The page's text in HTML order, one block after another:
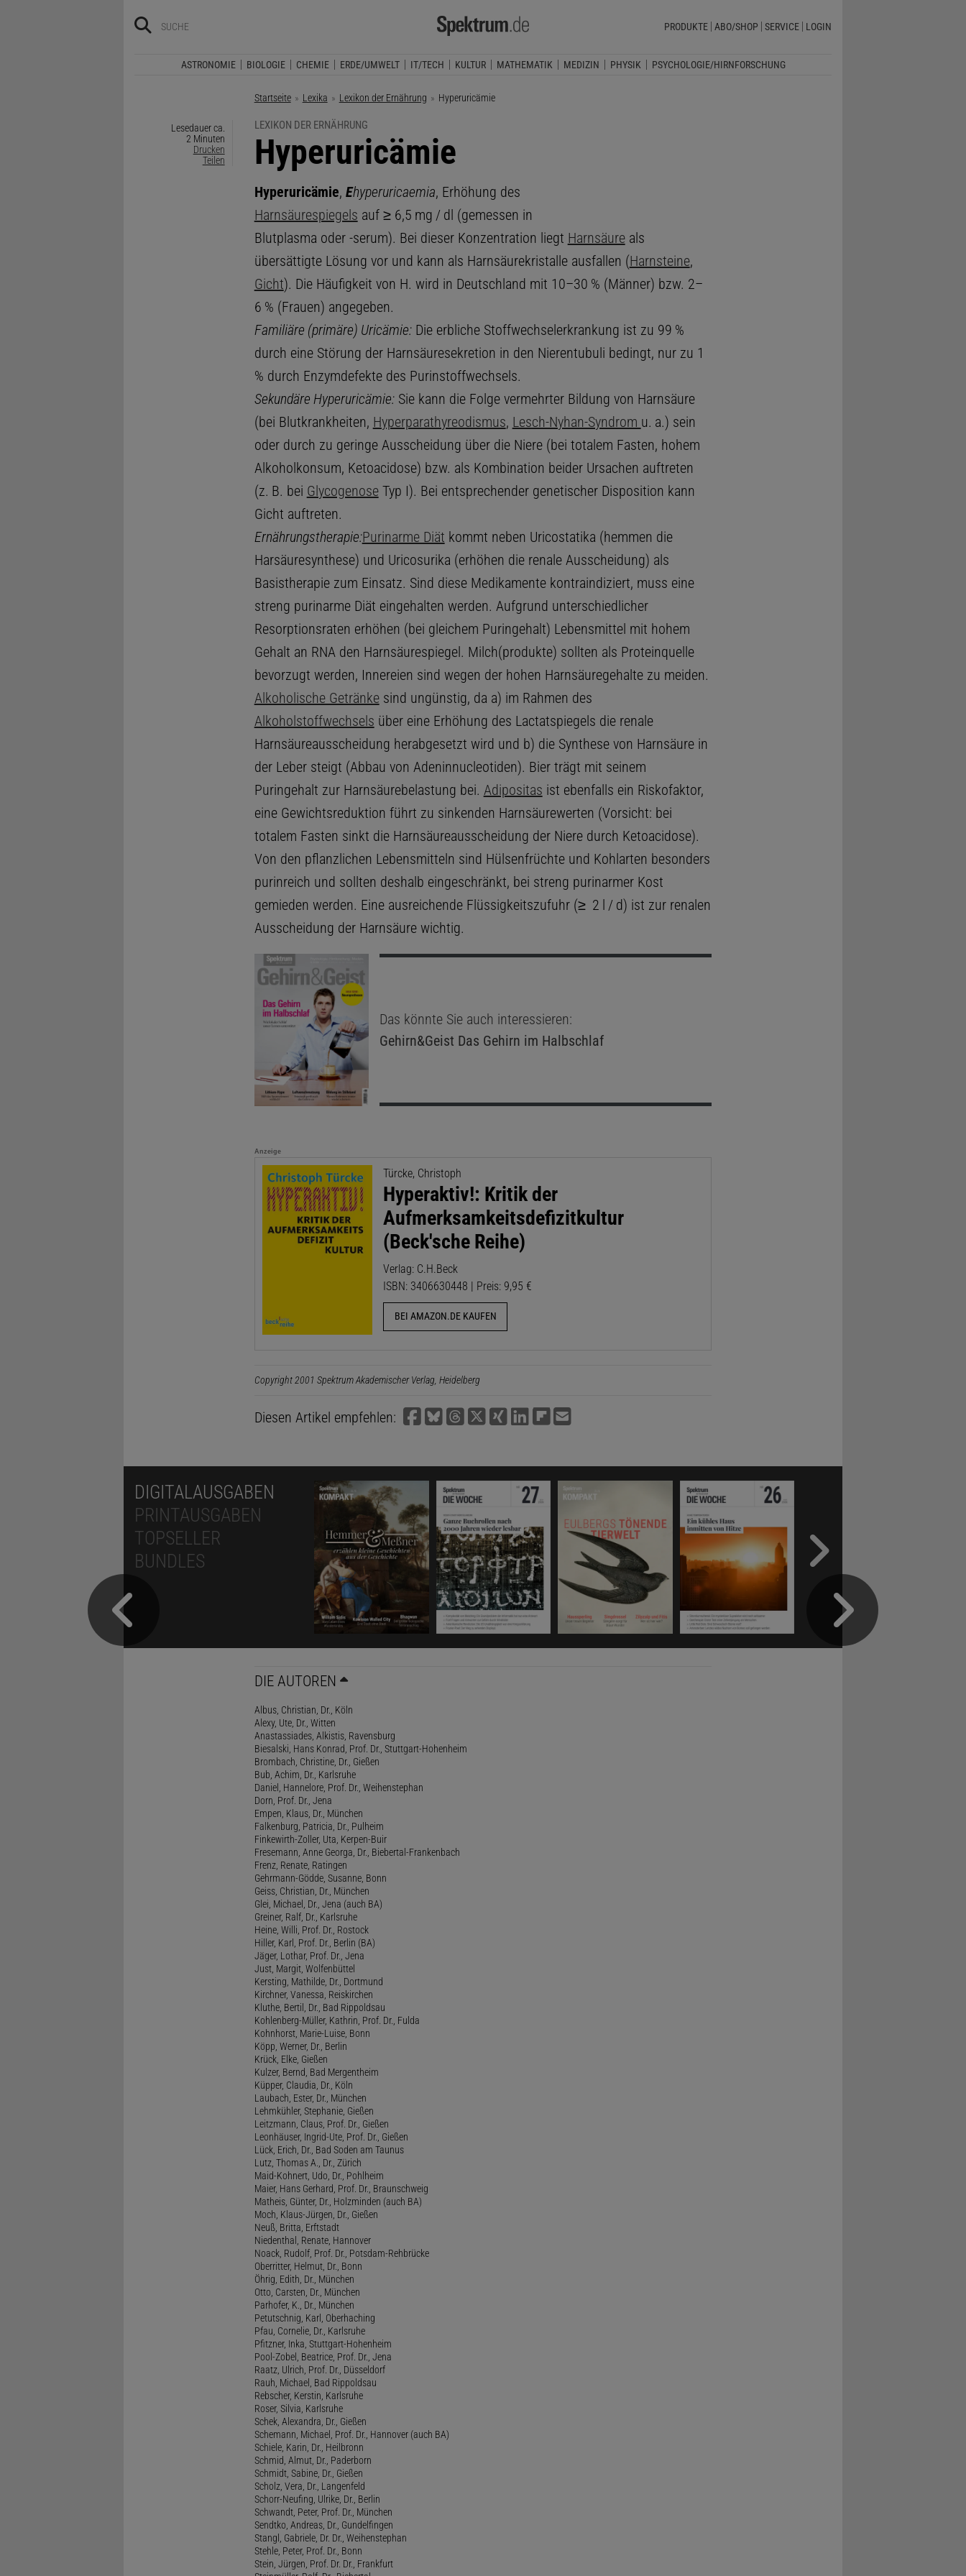
PRODUKTE ABO/SHOP SERVICE LOGIN
ASTRONOMIE BIOLOGIE CHEMIE ERDE/UMWELT IT/TECH KULTUR MATHEMATIK MEDIZIN PHYSIK PSYCHOLOGIE/HIRNFORSCHUNG
Startseite Lexika Lexikon der Ernährung Aktuelle Seite:
Hyperuricämie
Lesedauer ca.
2 Minuten
Drucken
Teilen
LEXIKON DER ERNÄHRUNG
:
Hyperuricämie
Hyperuricämie, Ehyperuricaemia, Erhöhung des
Harnsäurespiegels auf ≥ 6,5 mg / dl (gemessen in
Blutplasma oder -serum). Bei dieser Konzentration liegt Harnsäureals
übersättigte Lösung vor und kann als Harnsäurekristalle ausfallen (Harnsteine,
Gicht). Die Häufigkeit von H. wird in Deutschland mit 10–30 % (Männer) bzw. 2–
6 % (Frauen) angegeben.
Familiäre (primäre) Uricämie:Die erbliche Stoffwechselerkrankung ist zu 99 %
durch eine Störung der Harnsäuresekretion in den Nierentubuli bedingt, nur zu 1
% durch Enzymdefekte des Purinstoffwechsels.
Sekundäre Hyperuricämie:Sie kann die Folge vermehrter Bildung von Harnsäure
(bei Blutkrankheiten, Hyperparathyreodismus, Lesch-Nyhan-Syndrom u. a.) sein
oder durch zu geringe Ausscheidung über die Niere (bei totalem Fasten, hohem
Alkoholkonsum, Ketoacidose) bzw. als Kombination beider Ursachen auftreten
(z. B. bei GlycogenoseTyp I). Bei entsprechender genetischer Disposition kann
Gicht auftreten.
Ernährungstherapie:Purinarme Diät kommt neben Uricostatika (hemmen die
Harsäuresynthese) und Uricosurika (erhöhen die renale Ausscheidung) als
Basistherapie zum Einsatz. Sind diese Medikamente kontraindiziert, muss eine
streng purinarme Diät eingehalten werden. Aufgrund unterschiedlicher
Resorptionsraten erhöhen (bei gleichem Puringehalt) Lebensmittel mit hohem
Gehalt an RNA den Harnsäurespiegel. Milch(produkte) sollten als Proteinquelle
bevorzugt werden, Innereien sind wegen der hohen Harnsäuregehalte zu meiden.
Alkoholische Getränkesind ungünstig, da a) im Rahmen des
Alkoholstoffwechsels über eine Erhöhung des Lactatspiegels die renale
Harnsäureausscheidung herabgesetzt wird und b) die Synthese von Harnsäure in
der Leber steigt (Abbau von Adeninnucleotiden). Bier trägt mit seinem
Puringehalt zur Harnsäurebelastung bei. Adipositas ist ebenfalls ein Riskofaktor,
eine Gewichtsreduktion führt zu sinkenden Harnsäurewerten (Vorsicht: bei
totalem Fasten sinkt die Harnsäureausscheidung der Niere durch Ketoacidose).
Von den pflanzlichen Lebensmitteln sind Hülsenfrüchte und Kohlarten besonders
purinreich und sollten deshalb eingeschränkt, bei streng purinarmer Kost
gemieden werden. Eine ausreichende Flüssigkeitszufuhr (≥ 2 l / d) ist zur renalen
Ausscheidung der Harnsäure wichtig.
Das könnte Sie auch interessieren:
Gehirn&Geist Das Gehirn im Halbschlaf
Anzeige
Türcke, Christoph
Hyperaktiv!: Kritik der
Aufmerksamkeitsdefizitkultur
(Beck'sche Reihe)
Verlag: C.H.Beck
ISBN: 3406630448 | Preis: 9,95 €
BEI AMAZON.DE KAUFEN
Copyright 2001 Spektrum Akademischer Verlag, Heidelberg
Diesen Artikel empfehlen:
DIGITALAUSGABEN
PRINTAUSGABEN
TOPSELLER
BUNDLES
DIE AUTOREN
Albus, Christian, Dr., Köln
Alexy, Ute, Dr., Witten
Anastassiades, Alkistis, Ravensburg
Biesalski, Hans Konrad, Prof. Dr., Stuttgart-Hohenheim
Brombach, Christine, Dr., Gießen
Bub, Achim, Dr., Karlsruhe
Daniel, Hannelore, Prof. Dr., Weihenstephan
Dorn, Prof. Dr., Jena
Empen, Klaus, Dr., München
Falkenburg, Patricia, Dr., Pulheim
Finkewirth-Zoller, Uta, Kerpen-Buir
Fresemann, Anne Georga, Dr., Biebertal-Frankenbach
Frenz, Renate, Ratingen
Gehrmann-Gödde, Susanne, Bonn
Geiss, Christian, Dr., München
Glei, Michael, Dr., Jena (auch BA)
Greiner, Ralf, Dr., Karlsruhe
Heine, Willi, Prof. Dr., Rostock
Hiller, Karl, Prof. Dr., Berlin (BA)
Jäger, Lothar, Prof. Dr., Jena
Just, Margit, Wolfenbüttel
Kersting, Mathilde, Dr., Dortmund
Kirchner, Vanessa, Reiskirchen
Kluthe, Bertil, Dr., Bad Rippoldsau
Kohlenberg-Müller, Kathrin, Prof. Dr., Fulda
Kohnhorst, Marie-Luise, Bonn
Köpp, Werner, Dr., Berlin
Krück, Elke, Gießen
Kulzer, Bernd, Bad Mergentheim
Küpper, Claudia, Dr., Köln
Laubach, Ester, Dr., München
Lehmkühler, Stephanie, Gießen
Leitzmann, Claus, Prof. Dr., Gießen
Leonhäuser, Ingrid-Ute, Prof. Dr., Gießen
Lück, Erich, Dr., Bad Soden am Taunus
Lutz, Thomas A., Dr., Zürich
Maid-Kohnert, Udo, Dr., Pohlheim
Maier, Hans Gerhard, Prof. Dr., Braunschweig
Matheis, Günter, Dr., Holzminden (auch BA)
Moch, Klaus-Jürgen, Dr., Gießen
Neuß, Britta, Erftstadt
Niedenthal, Renate, Hannover
Noack, Rudolf, Prof. Dr., Potsdam-Rehbrücke
Oberritter, Helmut, Dr., Bonn
Öhrig, Edith, Dr., München
Otto, Carsten, Dr., München
Parhofer, K., Dr., München
Petutschnig, Karl, Oberhaching
Pfau, Cornelie, Dr., Karlsruhe
Pfitzner, Inka, Stuttgart-Hohenheim
Pool-Zobel, Beatrice, Prof. Dr., Jena
Raatz, Ulrich, Prof. Dr., Düsseldorf
Rauh, Michael, Bad Rippoldsau
Rebscher, Kerstin, Karlsruhe
Roser, Silvia, Karlsruhe
Schek, Alexandra, Dr., Gießen
Schemann, Michael, Prof. Dr., Hannover (auch BA)
Schiele, Karin, Dr., Heilbronn
Schmid, Almut, Dr., Paderborn
Schmidt, Sabine, Dr., Gießen
Scholz, Vera, Dr., Langenfeld
Schorr-Neufing, Ulrike, Dr., Berlin
Schwandt, Peter, Prof. Dr., München
Sendtko, Andreas, Dr., Gundelfingen
Stangl, Gabriele, Dr. Dr., Weihenstephan
Stehle, Peter, Prof. Dr., Bonn
Stein, Jürgen, Prof. Dr. Dr., Frankfurt